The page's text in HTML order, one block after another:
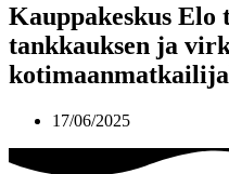
Kauppakeskus Elo
tankkauksen ja
17/06/2025